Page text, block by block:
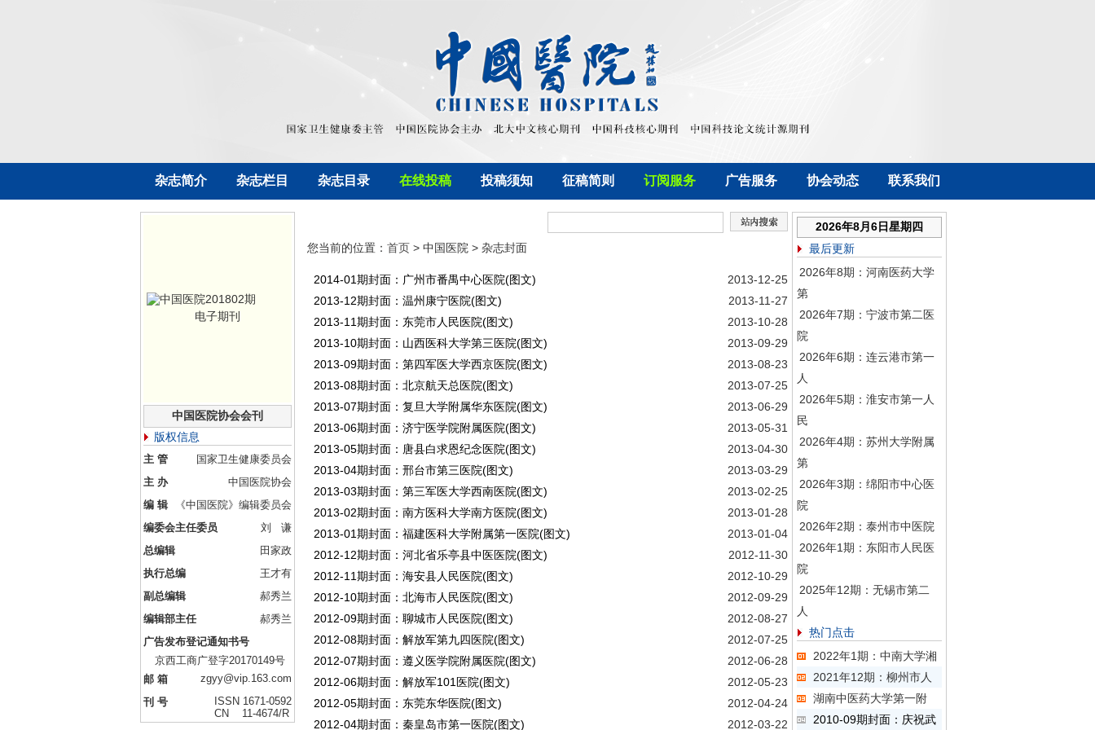
杂志简介 杂志栏目 杂志目录 在线投稿 投稿须知 征稿简则 订阅服务 广告服务 协会动态 联系我们
电子期刊
中国医院协会会刊
版权信息
主 管
国家卫生健康委员会
主 办
中国医院协会
编 辑
《中国医院》编辑委员会
编委会主任委员
刘 谦
总编辑
田家政
执行总编
王才有
副总编辑
郝秀兰
编辑部主任
郝秀兰
广告发布登记通知书号
京西工商广登字20170149号
邮 箱
zgyy@vip.163.com
刊 号
ISSN 1671-0592
CN 11-4674/R
您当前的位置： 首页 > 中国医院 > 杂志封面
2014-01期封面：广州市番禺中心医院(图文)
2013-12-25
2013-12期封面：温州康宁医院(图文)
2013-11-27
2013-11期封面：东莞市人民医院(图文)
2013-10-28
2013-10期封面：山西医科大学第三医院(图文)
2013-09-29
2013-09期封面：第四军医大学西京医院(图文)
2013-08-23
2013-08期封面：北京航天总医院(图文)
2013-07-25
2013-07期封面：复旦大学附属华东医院(图文)
2013-06-29
2013-06期封面：济宁医学院附属医院(图文)
2013-05-31
2013-05期封面：唐县白求恩纪念医院(图文)
2013-04-30
2013-04期封面：邢台市第三医院(图文)
2013-03-29
2013-03期封面：第三军医大学西南医院(图文)
2013-02-25
2013-02期封面：南方医科大学南方医院(图文)
2013-01-28
2013-01期封面：福建医科大学附属第一医院(图文)
2013-01-04
2012-12期封面：河北省乐亭县中医医院(图文)
2012-11-30
2012-11期封面：海安县人民医院(图文)
2012-10-29
2012-10期封面：北海市人民医院(图文)
2012-09-29
2012-09期封面：聊城市人民医院(图文)
2012-08-27
2012-08期封面：解放军第九四医院(图文)
2012-07-25
2012-07期封面：遵义医学院附属医院(图文)
2012-06-28
2012-06期封面：解放军101医院(图文)
2012-05-23
2012-05期封面：东莞东华医院(图文)
2012-04-24
2012-04期封面：秦皇岛市第一医院(图文)
2012-03-22
2026年8月6日星期四
最后更新
2026年8期：河南医药大学
第
2026年7期：宁波市第二医
院
2026年6期：连云港市第一
人
2026年5期：淮安市第一人
民
2026年4期：苏州大学附属
第
2026年3期：绵阳市中心医
院
2026年2期：泰州市中医院
2026年1期：东阳市人民医
院
2025年12期：无锡市第二
人
热门点击
2022年1期：中南大学湘
2021年12期：柳州市人
湖南中医药大学第一附
2010-09期封面：庆祝武